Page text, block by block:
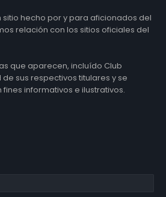
sitio hecho por y para aficionados del
relación con los sitios oficiales del
que aparecen, incluído Club
sus respectivos titulares y se
informativos e ilustrativos.